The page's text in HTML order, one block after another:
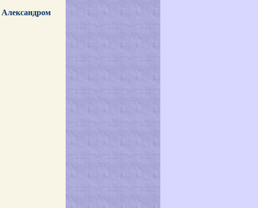
Александром